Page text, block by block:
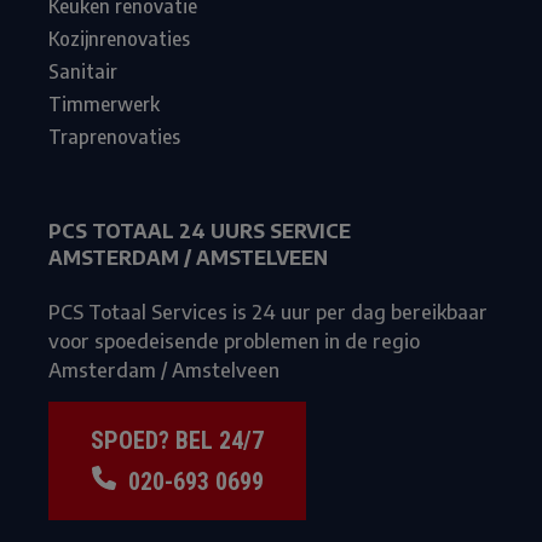
Keuken renovatie
Kozijnrenovaties
Sanitair
Timmerwerk
Traprenovaties
PCS TOTAAL 24 UURS SERVICE
AMSTERDAM / AMSTELVEEN
PCS Totaal Services is 24 uur per dag bereikbaar
voor spoedeisende problemen in de regio
Amsterdam / Amstelveen
SPOED? BEL 24/7
020-693 0699